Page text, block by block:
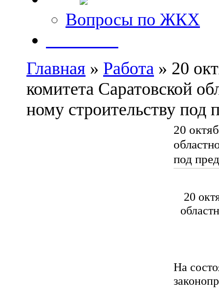
Вопросы по ЖКХ
Главная » Работа » 20
комитета Саратовской
ному строительству
20
под
20
На